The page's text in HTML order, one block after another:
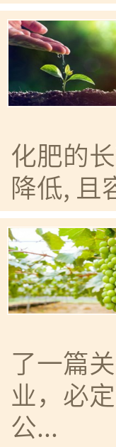
化肥的
降低, 且
了一篇
业，必
公...